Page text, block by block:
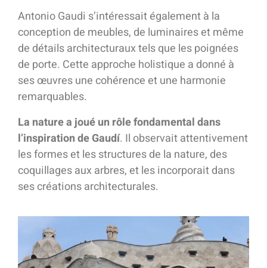
Antonio Gaudi s’intéressait également à la
conception de meubles, de luminaires et même
de détails architecturaux tels que les poignées
de porte. Cette approche holistique a donné à
ses œuvres une cohérence et une harmonie
remarquables.
La nature a joué un rôle fondamental dans
l’inspiration de Gaudí. Il observait attentivement
les formes et les structures de la nature, des
coquillages aux arbres, et les incorporait dans
ses créations architecturales.